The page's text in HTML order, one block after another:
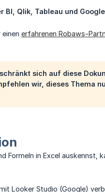
BI, Qlik, Tableau und
erfahrenen Robaws-
sich auf diese
wir, dieses Thema
Formeln in Excel
Looker Studio (Google)